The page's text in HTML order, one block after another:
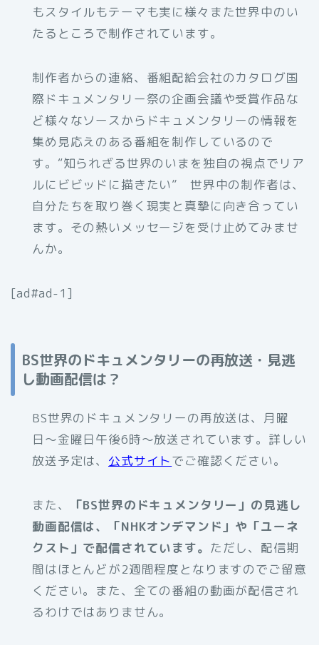
もスタイルもテーマも実に様々また世界中のい
たるところで制作されています。
制作者からの連絡、番組配給会社のカタログ国
際ドキュメンタリー祭の企画会議や受賞作品な
ど様々なソースからドキュメンタリーの情報を
集め見応えのある番組を制作しているので
す。“知られざる世界のいまを独自の視点でリア
ルにビビッドに描きたい” 世界中の制作者は、
自分たちを取り巻く現実と真摯に向き合ってい
ます。その熱いメッセージを受け止めてみませ
んか。
[ad#ad-1]
BS世界のドキュメンタリーの再放送・見逃
し動画配信は？
BS世界のドキュメンタリーの再放送は、月曜
日〜金曜日午後6時〜放送されています。詳しい
放送予定は、 公式サイトでご確認ください。
また、
「BS世界のドキュメンタリー」の見逃し
動画配信は、「NHKオンデマンド」や「ユーネ
クスト」で配信されています。 ただし、配信期
間はほとんどが2週間程度となりますのでご留意
ください。また、全ての番組の動画が配信され
るわけではありません。